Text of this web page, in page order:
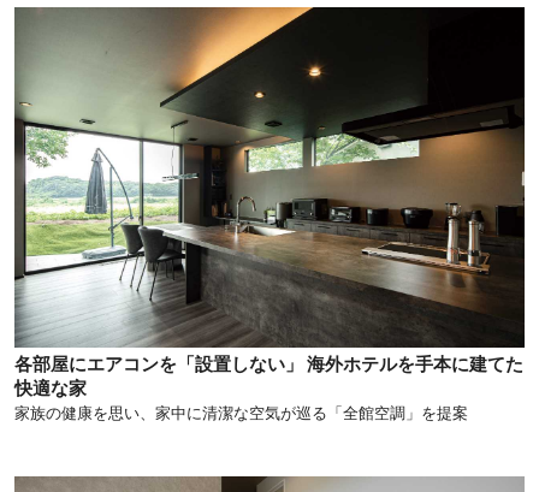
各部屋にエアコンを「設置しない」 海外ホテルを手本に建てた
快適な家
家族の健康を思い、家中に清潔な空気が巡る「全館空調」を提案